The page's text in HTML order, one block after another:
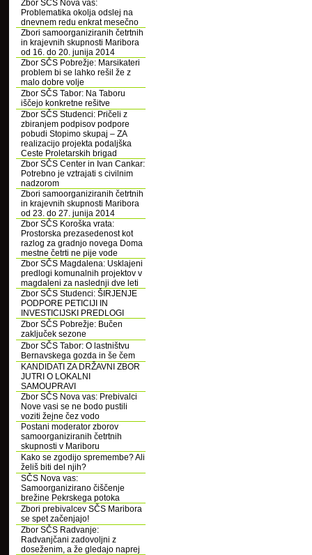
Zbor SČS Nova vas:
Problematika okolja odslej na
dnevnem redu enkrat mesečno
Zbori samoorganiziranih četrtnih
in krajevnih skupnosti Maribora
od 16. do 20. junija 2014
Zbor SČS Pobrežje: Marsikateri
problem bi se lahko rešil že z
malo dobre volje
Zbor SČS Tabor: Na Taboru
iščejo konkretne rešitve
Zbor SČS Studenci: Pričeli z
zbiranjem podpisov podpore
pobudi Stopimo skupaj – ZA
realizacijo projekta podaljška
Ceste Proletarskih brigad
Zbor SČS Center in Ivan Cankar:
Potrebno je vztrajati s civilnim
nadzorom
Zbori samoorganiziranih četrtnih
in krajevnih skupnosti Maribora
od 23. do 27. junija 2014
Zbor SČS Koroška vrata:
Prostorska prezasedenost kot
razlog za gradnjo novega Doma
mestne četrti ne pije vode
Zbor SČS Magdalena: Usklajeni
predlogi komunalnih projektov v
magdaleni za naslednji dve leti
Zbor SČS Studenci: ŠIRJENJE
PODPORE PETICIJI IN
INVESTICIJSKI PREDLOGI
Zbor SČS Pobrežje: Bučen
zaključek sezone
Zbor SČS Tabor: O lastništvu
Bernavskega gozda in še čem
KANDIDATI ZA DRŽAVNI ZBOR
JUTRI O LOKALNI
SAMOUPRAVI
Zbor SČS Nova vas: Prebivalci
Nove vasi se ne bodo pustili
voziti žejne čez vodo
Postani moderator zborov
samoorganiziranih četrtnih
skupnosti v Mariboru
Kako se zgodijo spremembe? Ali
želiš biti del njih?
SČS Nova vas:
Samoorganizirano čiščenje
brežine Pekrskega potoka
Zbori prebivalcev SČS Maribora
se spet začenjajo!
Zbor SČS Radvanje:
Radvanjčani zadovoljni z
doseženim, a že gledajo naprej